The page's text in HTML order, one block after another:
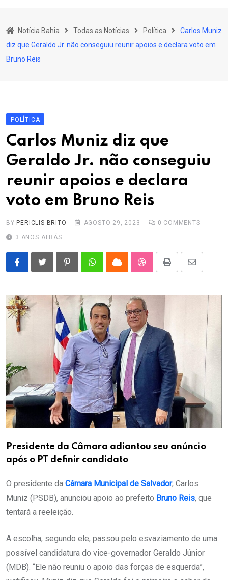
Educação
Política
Notícia Bahia Todas as Notícias Política
Carlos Muniz
diz que Geraldo Jr. não conseguiu reunir apoios e declara voto em
Bruno Reis
POLÍTICA
Carlos Muniz diz que
Geraldo Jr. não conseguiu
reunir apoios e declara
voto em Bruno Reis
BY PERICLIS BRITO AGOSTO 29, 2023 0 COMMENTS
3 ANOS ATRÁS
PinterestWhatsappCloud StumbleUpon
Print
Share
Email
Presidente da Câmara adiantou seu anúncio
após o PT definir candidato
O presidente da Câmara Municipal de Salvador, Carlos
Muniz (PSDB), anunciou apoio ao prefeito Bruno Reis, que
tentará a reeleição.
A escolha, segundo ele, passou pelo esvaziamento de uma
possível candidatura do vice-governador Geraldo Júnior
(MDB). “Ele não reuniu o apoio das forças de esquerda”,